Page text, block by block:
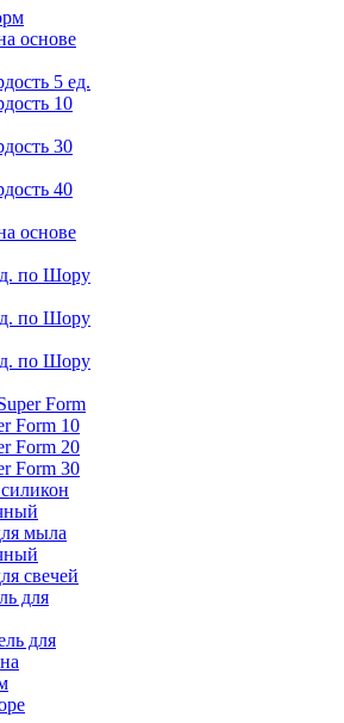
основе
5 ед.
10
30
40
основе
по Шору
по Шору
по Шору
Form
Form 10
Form 20
Form 30
мыла
свечей
для
для